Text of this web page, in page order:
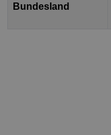
Bundesland